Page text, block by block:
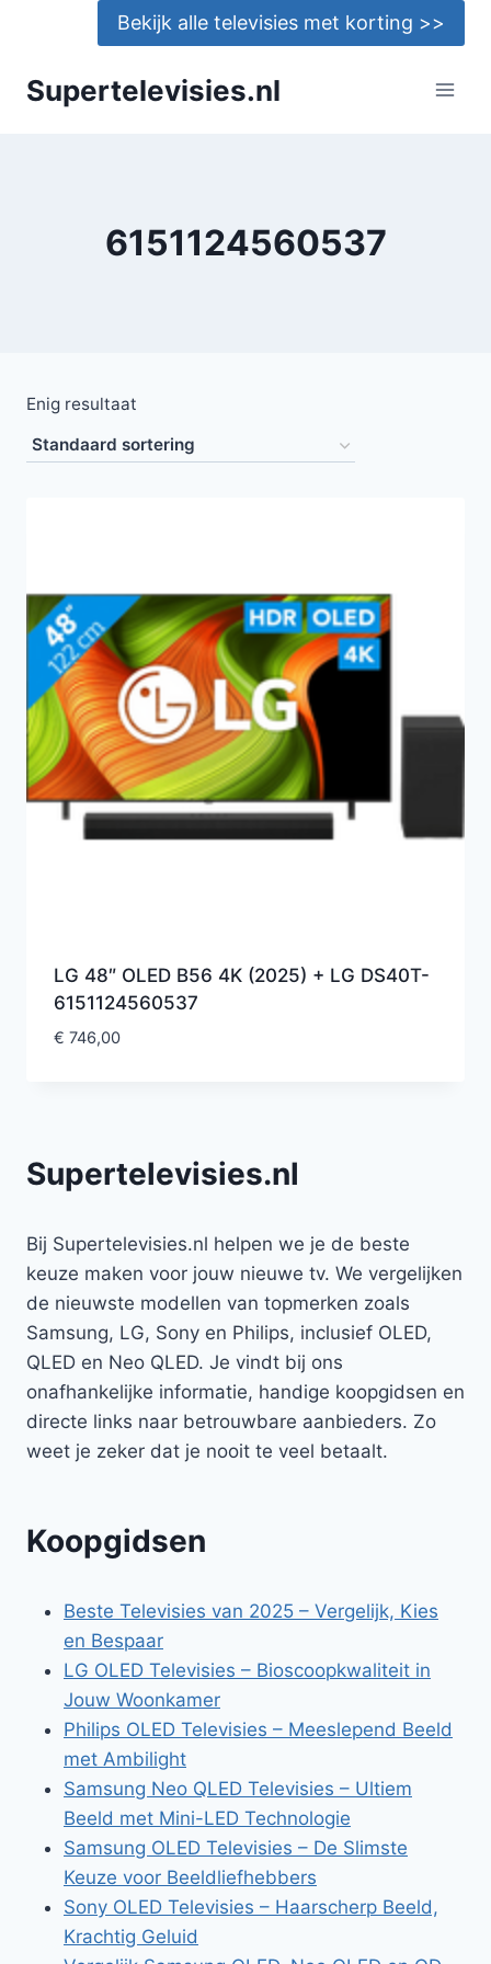
Bekijk alle televisies met korting >>
Supertelevisies.nl
6151124560537
Enig resultaat
LG 48″ OLED B56 4K (2025) + LG DS40T-
6151124560537
€ 746,00
Supertelevisies.nl
Bij Supertelevisies.nl helpen we je de beste
keuze maken voor jouw nieuwe tv. We vergelijken
de nieuwste modellen van topmerken zoals
Samsung, LG, Sony en Philips, inclusief OLED,
QLED en Neo QLED. Je vindt bij ons
onafhankelijke informatie, handige koopgidsen en
directe links naar betrouwbare aanbieders. Zo
weet je zeker dat je nooit te veel betaalt.
Koopgidsen
Beste Televisies van 2025 – Vergelijk, Kies
en Bespaar
LG OLED Televisies – Bioscoopkwaliteit in
Jouw Woonkamer
Philips OLED Televisies – Meeslepend Beeld
met Ambilight
Samsung Neo QLED Televisies – Ultiem
Beeld met Mini-LED Technologie
Samsung OLED Televisies – De Slimste
Keuze voor Beeldliefhebbers
Sony OLED Televisies – Haarscherp Beeld,
Krachtig Geluid